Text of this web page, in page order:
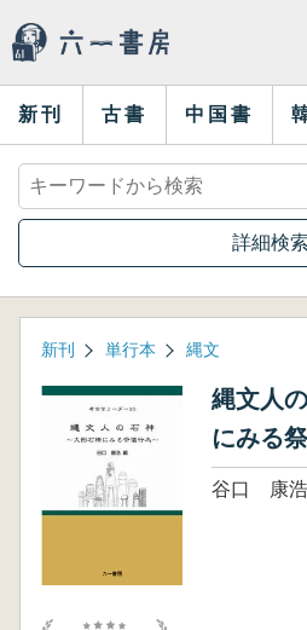
新刊 古書 中国書
詳細検索
新刊 単行本 縄文
縄文人
にみる
谷口 康